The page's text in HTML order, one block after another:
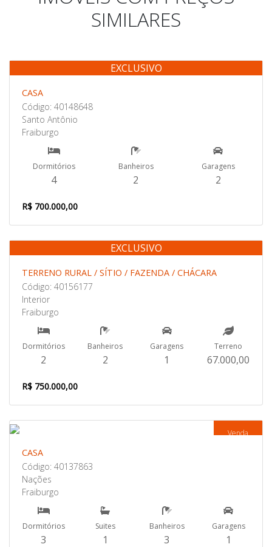
SIMILARES
Venda
EXCLUSIVO
CASA
Código: 40148648
Santo Antônio
Fraiburgo
Dormitórios
4
Banheiros
2
Garagens
2
R$ 700.000,00
Venda
EXCLUSIVO
TERRENO RURAL / SÍTIO / FAZENDA / CHÁCARA
Código: 40156177
Interior
Fraiburgo
Dormitórios
2
Banheiros
2
Garagens
1
Terreno
67.000,00
R$ 750.000,00
Venda
CASA
Código: 40137863
Nações
Fraiburgo
Dormitórios
3
Suites
1
Banheiros
3
Garagens
1